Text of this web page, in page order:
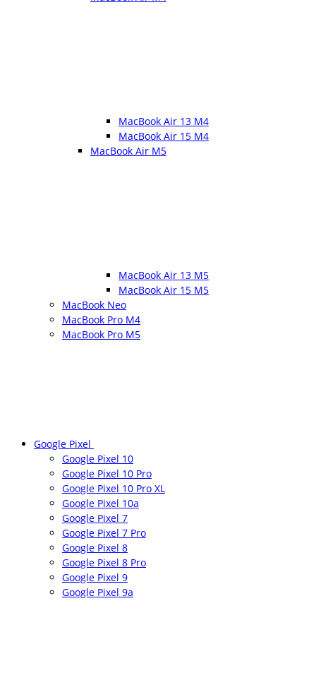
MacBook Air 13 M4
MacBook Air 15 M4
MacBook Air M5
MacBook Air 13 M5
MacBook Air 15 M5
MacBook Neo
MacBook Pro M4
MacBook Pro M5
Google Pixel
Google Pixel 10
Google Pixel 10 Pro
Google Pixel 10 Pro XL
Google Pixel 10a
Google Pixel 7
Google Pixel 7 Pro
Google Pixel 8
Google Pixel 8 Pro
Google Pixel 9
Google Pixel 9a